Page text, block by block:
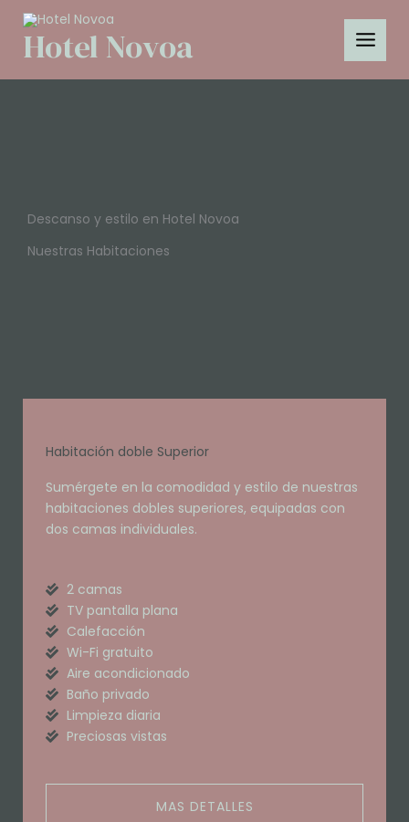
contenido
Hotel Novoa
Descanso y estilo en Hotel Novoa
Nuestras Habitaciones
Habitación doble Superior
Sumérgete en la comodidad y estilo de nuestras
habitaciones dobles superiores, equipadas con
dos camas individuales.
2 camas
TV pantalla plana
Calefacción
Wi-Fi gratuito
Aire acondicionado
Baño privado
Limpieza diaria
Preciosas vistas
MAS DETALLES